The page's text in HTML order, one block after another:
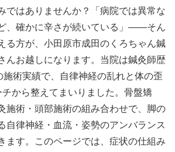
ではありませんか？「病院では異常な
、確かに辛さが続いている」——そん
る方が、小田原市成田のくろちゃん鍼
んお越しになります。当院は鍼灸師歴
施術実績で、自律神経の乱れと体の歪
から整えてまいりました。骨盤矯
施術・頭部施術の組み合わせで、脚の
自律神経・血流・姿勢のアンバランス
ます。このページでは、症状の仕組み